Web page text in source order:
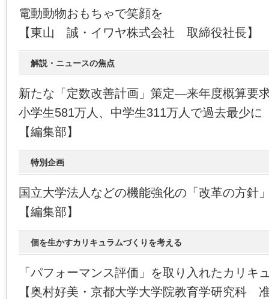
電動動物おもちゃで笑顔を
【東山 誠・イワヤ株式会社 取締役社長】
解説・ニュースの焦点
新たな「定数改善計画」策定―来年度概算要
小学生581万人、中学生311万人で過去最少に
【編集部】
特別企画
国立大学法人などの機能強化の「改革の方針
【編集部】
個を生かすカリキュラムづくりを考える
「パフォーマンス評価」を取り入れたカリキ
【奥村好美・京都大学大学院教育学研究科